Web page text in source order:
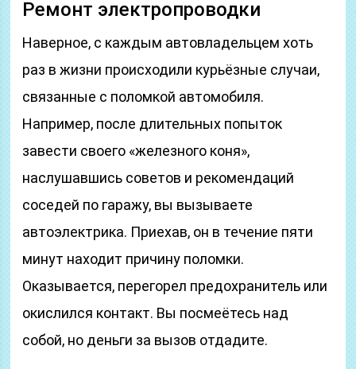
Ремонт электропроводки
Наверное, с каждым автовладельцем хоть
раз в жизни происходили курьёзные случаи,
связанные с поломкой автомобиля.
Например, после длительных попыток
завести своего «железного коня»,
наслушавшись советов и рекомендаций
соседей по гаражу, вы вызываете
автоэлектрика. Приехав, он в течение пяти
минут находит причину поломки.
Оказывается, перегорел предохранитель или
окислился контакт. Вы посмеётесь над
собой, но деньги за вызов отдадите.